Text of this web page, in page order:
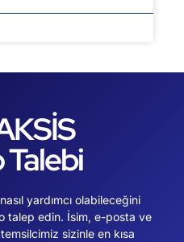
yardımcı olabileceğini
talep edin. İsim, e-posta ve
sizinle en kısa